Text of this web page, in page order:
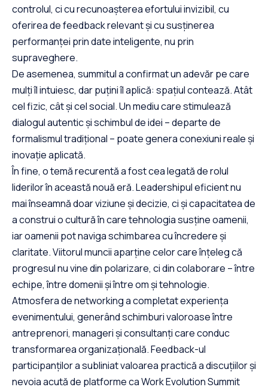
controlul, ci cu recunoașterea efortului invizibil, cu
oferirea de feedback relevant și cu susținerea
performanței prin date inteligente, nu prin
supraveghere.
De asemenea, summitul a confirmat un adevăr pe care
mulți îl intuiesc, dar puțini îl aplică: spațiul contează. Atât
cel fizic, cât și cel social. Un mediu care stimulează
dialogul autentic și schimbul de idei – departe de
formalismul tradițional – poate genera conexiuni reale și
inovație aplicată.
În fine, o temă recurentă a fost cea legată de rolul
liderilor în această nouă eră. Leadershipul eficient nu
mai înseamnă doar viziune și decizie, ci și capacitatea de
a construi o cultură în care tehnologia susține oamenii,
iar oamenii pot naviga schimbarea cu încredere și
claritate. Viitorul muncii aparține celor care înțeleg că
progresul nu vine din polarizare, ci din colaborare – între
echipe, între domenii și între om și tehnologie.
Atmosfera de networking a completat experiența
evenimentului, generând schimburi valoroase între
antreprenori, manageri și consultanți care conduc
transformarea organizațională. Feedback-ul
participanților a subliniat valoarea practică a discuțiilor și
nevoia acută de platforme ca Work Evolution Summit